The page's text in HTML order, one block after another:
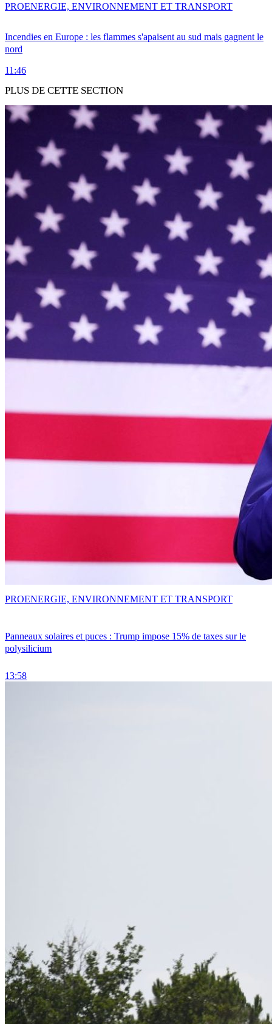
Incendies en Europe : les flammes s'apaisent au sud mais gagnent le
nord
11:46
PROENERGIE, ENVIRONNEMENT ET TRANSPORT
PLUS DE CETTE SECTION
Panneaux solaires et puces : Trump impose 15% de taxes sur le
polysilicium
13:58
PROENERGIE, ENVIRONNEMENT ET TRANSPORT